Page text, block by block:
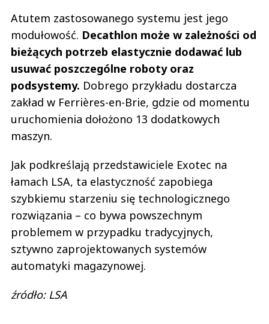
Atutem zastosowanego systemu jest jego
modułowość. Decathlon może w zależności od
bieżących potrzeb elastycznie dodawać lub
usuwać poszczególne roboty oraz
podsystemy. Dobrego przykładu dostarcza
zakład w Ferrières-en-Brie, gdzie od momentu
uruchomienia dołożono 13 dodatkowych
maszyn.
Jak podkreślają przedstawiciele Exotec na
łamach LSA, ta elastyczność zapobiega
szybkiemu starzeniu się technologicznego
rozwiązania – co bywa powszechnym
problemem w przypadku tradycyjnych,
sztywno zaprojektowanych systemów
automatyki magazynowej.
źródło: LSA